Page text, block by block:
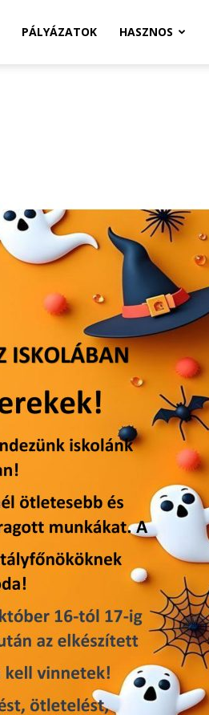
PÁLYÁZATOK HASZNOS